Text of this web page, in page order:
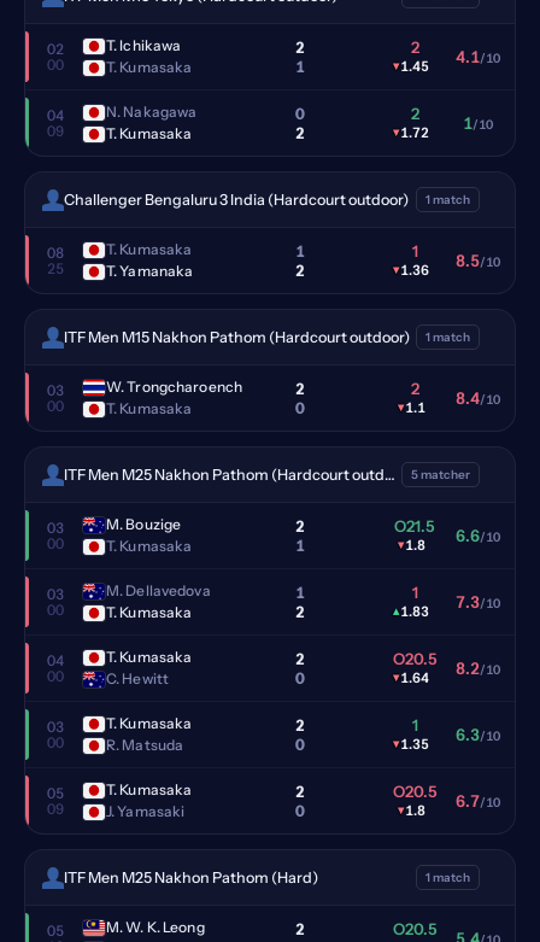
02
00
T. Ichikawa
T. Kumasaka
2
1
2
▾1.45 4.1/10
04
09
N. Nakagawa
T. Kumasaka
0
2
2
▾1.72 1/10
Challenger Bengaluru 3 India (Hardcourt outdoor) 1 match
08
25
T. Kumasaka
T. Yamanaka
1
2
1
▾1.36 8.5/10
ITF Men M15 Nakhon Pathom (Hardcourt outdoor) 1 match
03
00
W. Trongcharoench
T. Kumasaka
2
0
2
▾1.1 8.4/10
ITF Men M25 Nakhon Pathom (Hardcourt outdoor) 5 matcher
03
00
M. Bouzige
T. Kumasaka
2
1
O21.5
▾1.8 6.6/10
03
00
M. Dellavedova
T. Kumasaka
1
2
1
▴1.83 7.3/10
04
00
T. Kumasaka
C. Hewitt
2
0
O20.5
▾1.64 8.2/10
03
00
T. Kumasaka
R. Matsuda
2
0
1
▾1.35 6.3/10
05
09
T. Kumasaka
J. Yamasaki
2
0
O20.5
▾1.8 6.7/10
ITF Men M25 Nakhon Pathom (Hard) 1 match
05
M. W. K. Leong
2
O20.5